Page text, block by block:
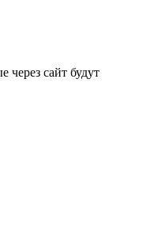
через сайт будут